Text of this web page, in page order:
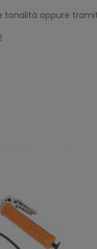
tonalità oppure